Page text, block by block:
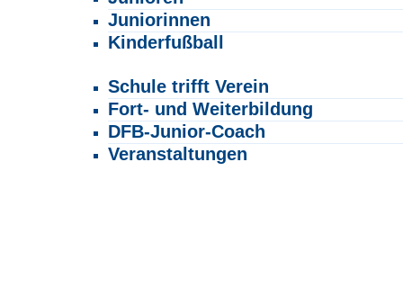
Juniorinnen
Kinderfußball
Schule trifft Verein
Fort- und Weiterbildung
DFB-Junior-Coach
Veranstaltungen